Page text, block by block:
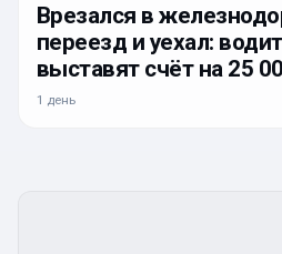
Врезался в
переезд и уехал:
выставят счёт на 25
1 день